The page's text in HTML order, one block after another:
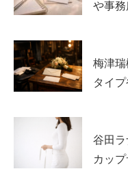
熱愛や彼氏の噂は
本人は「浅川梨奈
違うものが多い と
活リズムなど
恋愛観は「尽くす
い」など、思いや
や事
梅津
タイ
谷田
カッ